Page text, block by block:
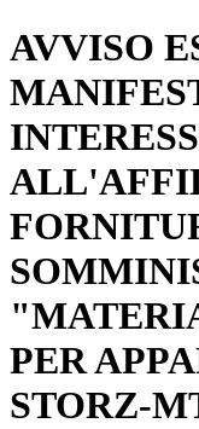
AVVISO
PER
STORZ-